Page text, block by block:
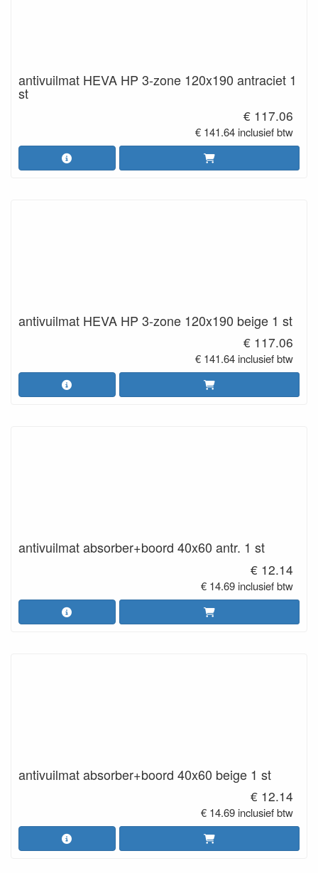
antivuilmat HEVA HP 3-zone 120x190 antraciet 1
st
€ 117.06
€ 141.64 inclusief btw
antivuilmat HEVA HP 3-zone 120x190 beige 1 st
€ 117.06
€ 141.64 inclusief btw
antivuilmat absorber+boord 40x60 antr. 1 st
€ 12.14
€ 14.69 inclusief btw
antivuilmat absorber+boord 40x60 beige 1 st
€ 12.14
€ 14.69 inclusief btw